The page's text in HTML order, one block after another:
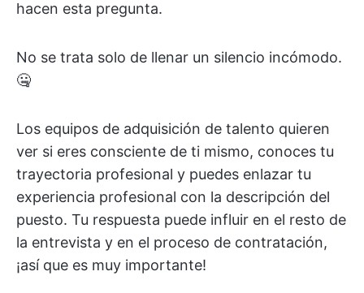
hacen esta pregunta.
No se trata solo de llenar un silencio incómodo.
🤐
Los equipos de adquisición de talento quieren
ver si eres consciente de ti mismo, conoces tu
trayectoria profesional y puedes enlazar tu
experiencia profesional con la descripción del
puesto. Tu respuesta puede influir en el resto de
la entrevista y en el proceso de contratación,
¡así que es muy importante!